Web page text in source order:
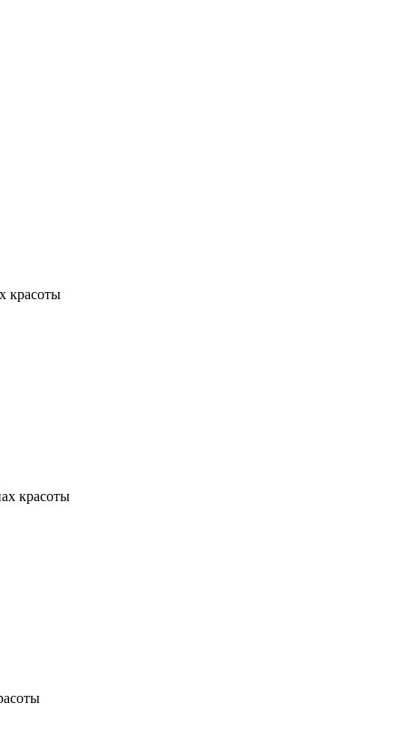
красоты
красоты